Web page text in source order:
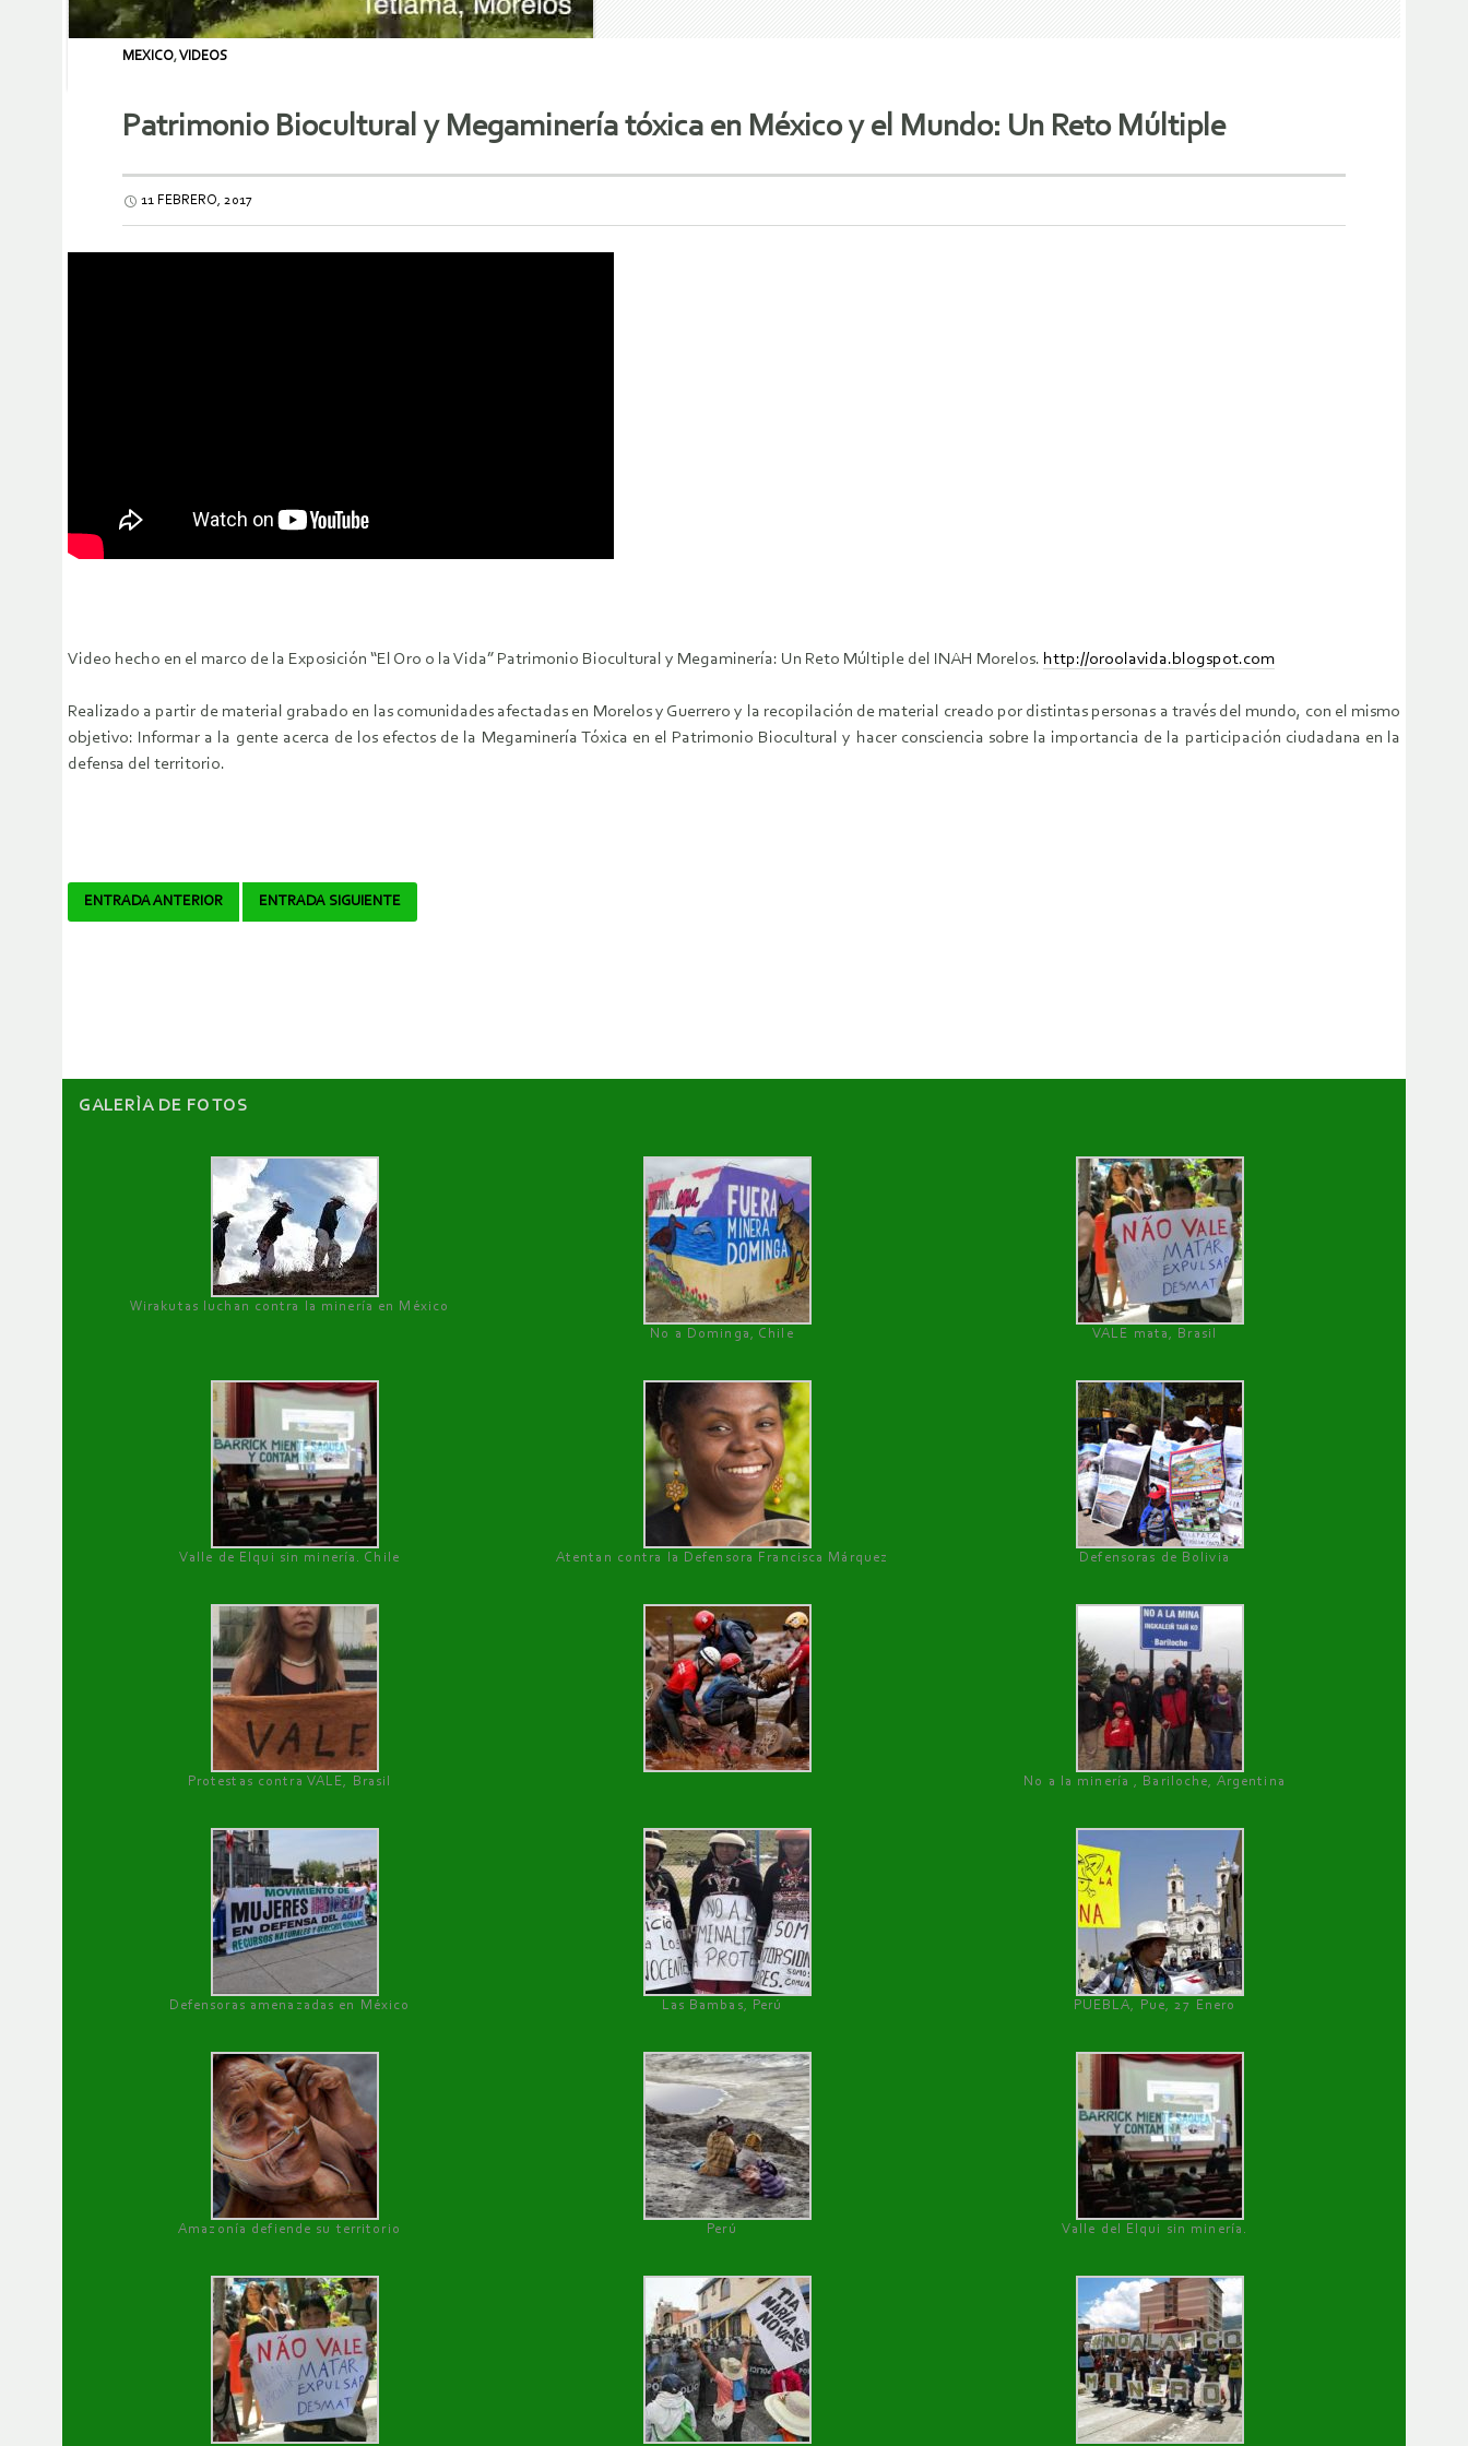
MEXICO,VIDEOS
Patrimonio Biocultural y Megaminería tóxica en México y el Mundo: Un Reto Múltiple
11 FEBRERO, 2017
Video hecho en el marco de la Exposición “El Oro o la Vida” Patrimonio Biocultural y Megaminería: Un Reto Múltiple del INAH Morelos. http://oroolavida.blogspot.com
Realizado a partir de material grabado en las comunidades afectadas en Morelos y Guerrero y la recopilación de material creado por distintas personas a través del mundo, con el mismo
objetivo: Informar a la gente acerca de los efectos de la Megaminería Tóxica en el Patrimonio Biocultural y hacer consciencia sobre la importancia de la participación ciudadana en la
defensa del territorio.
Navegador
ENTRADA ANTERIOR ENTRADA SIGUIENTE
GALERÌA DE FOTOS
Wirakutas luchan contra la minería en México
No a Dominga, Chile
VALE mata, Brasil
Valle de Elqui sin minería. Chile Atentan contra la Defensora Francisca Márquez Defensoras de Bolivia
Protestas contra VALE, Brasil No a la minería , Bariloche, Argentina
Defensoras amenazadas en México Las Bambas, Perú PUEBLA, Pue, 27 Enero
Amazonía defiende su territorio Perú Valle del Elqui sin minería.